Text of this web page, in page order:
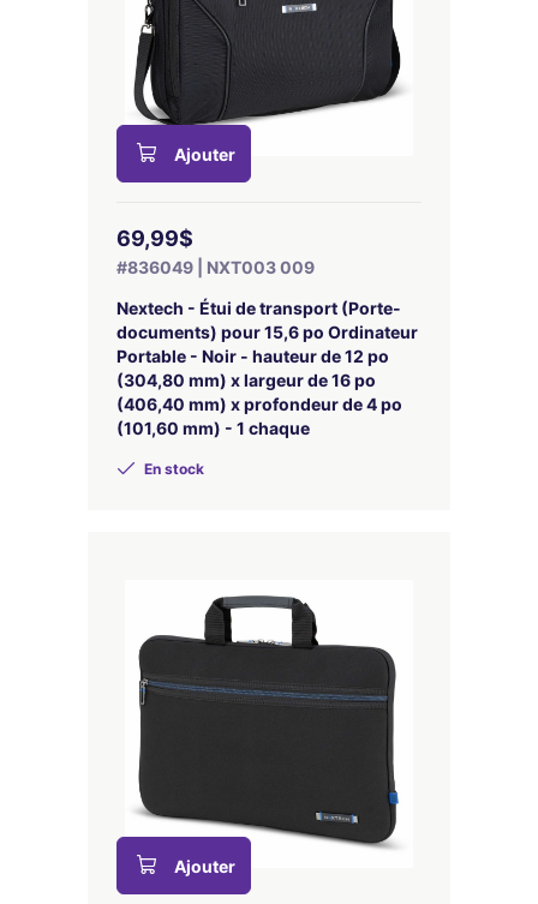
Ajouter
69,99$
#836049 | NXT003 009
Nextech - Étui de transport (Porte-
documents) pour 15,6 po Ordinateur
Portable - Noir - hauteur de 12 po
(304,80 mm) x largeur de 16 po
(406,40 mm) x profondeur de 4 po
(101,60 mm) - 1 chaque
En stock
Ajouter